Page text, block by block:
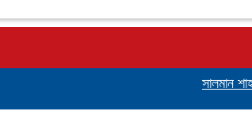
সালমান শাহ